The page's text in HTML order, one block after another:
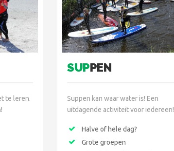
te leren.
SUPPEN
Suppen kan waar water is! Een
uitdagende activiteit voor iedereen!
Halve of hele dag?
Grote groepen